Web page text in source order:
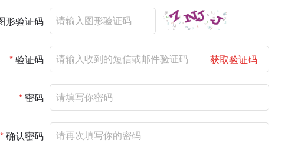
形验证码
*验证码 获取验证码
* 密码
*确认密码